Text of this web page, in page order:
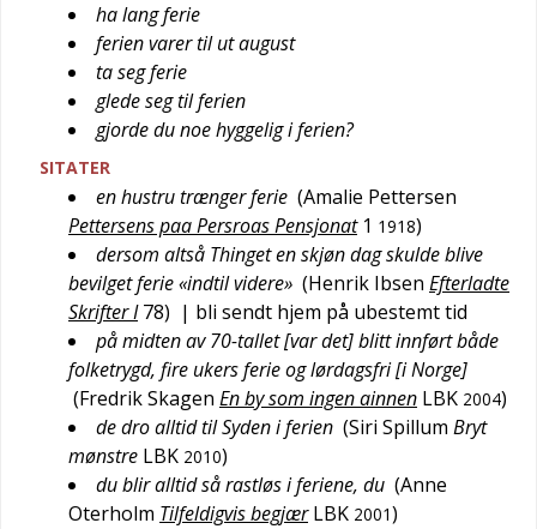
ha lang ferie
ferien varer til ut august
ta seg ferie
glede seg til ferien
gjorde du noe hyggelig i ferien?
SITATER
en hustru trænger ferie (Amalie Pettersen
Pettersens paa Persroas Pensjonat 1 1918)
dersom altså Thinget en skjøn dag skulde blive
bevilget ferie «indtil videre» (Henrik Ibsen Efterladte
Skrifter I 78) | bli sendt hjem på ubestemt tid
på midten av 70-tallet [var det] blitt innført både
folketrygd, fire ukers ferie og lørdagsfri [i Norge]
(Fredrik Skagen En by som ingen ainnen LBK 2004)
de dro alltid til Syden i ferien (Siri Spillum Bryt
mønstre LBK 2010)
du blir alltid så rastløs i feriene, du (Anne
Oterholm Tilfeldigvis begjær LBK 2001)